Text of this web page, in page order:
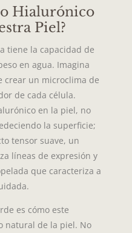
Hialurónico
Piel?
tiene la capacidad de
en agua. Imagina
crear un microclima de
de cada célula.
en la piel, no
la superficie;
tensor suave, un
líneas de expresión y
que caracteriza a
es cómo este
natural de la piel. No